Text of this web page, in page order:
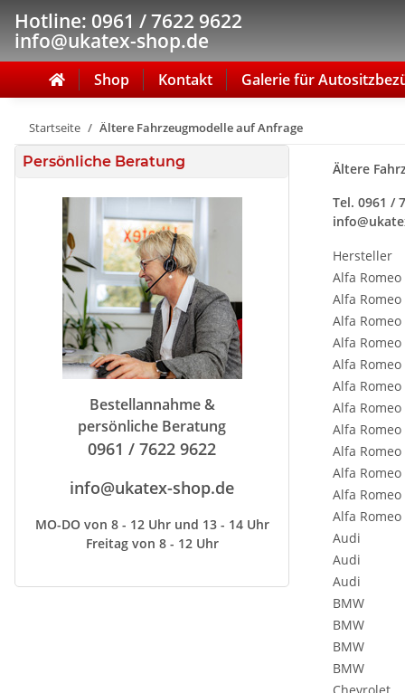
Hotline: 0961 / 7622 9622
info@ukatex-shop.de
Shop Kontakt Galerie für
Startseite Ältere Fahrzeugmodelle auf Anfrage
Ältere
Tel. 0961 /
Hersteller
Alfa Romeo
Alfa Romeo
Alfa Romeo
Alfa Romeo
Alfa Romeo
Alfa Romeo
Alfa Romeo
Alfa Romeo
Alfa Romeo
Alfa Romeo
Alfa Romeo
Alfa Romeo
Audi
Audi
Audi
BMW
BMW
BMW
BMW
Persönliche Beratung
Bestellannahme &
persönliche Beratung
0961 / 7622 9622
info@ukatex-shop.de
MO-DO von 8 - 12 Uhr und 13 - 14 Uhr
Freitag von 8 - 12 Uhr